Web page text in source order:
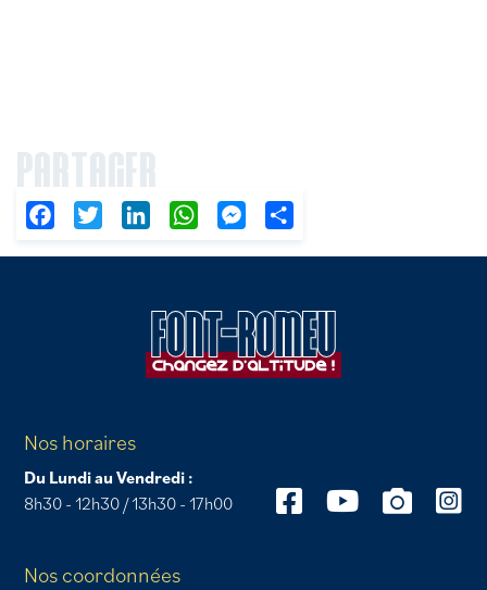
PARTAGER
FacebookTwitter LinkedIn WhatsAppMessenger
Nos horaires
Du Lundi au Vendredi :
8h30 - 12h30 / 13h30 - 17h00
Nos coordonnées